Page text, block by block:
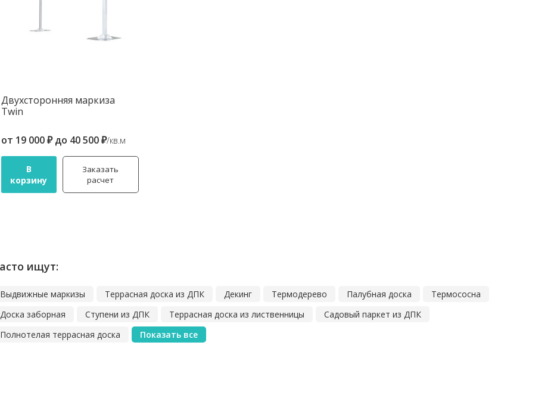
Двухсторонняя маркиза
Twin
от 19 000 ₽до 40 500 ₽/кв.м
В
корзину
Заказать
расчет
ищут:
Выдвижные маркизы Террасная доска из ДПК Декинг Термодерево Палубная доска
Термососна
Доска заборная
Ступени из ДПК Террасная доска из лиственницы
Садовый паркет из ДПК
Полнотелая террасная доска
Показать все